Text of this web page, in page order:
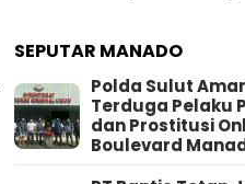
SEPUTAR MANADO
Polda Sulut
Terduga Pelaku
dan Prostitusi
Boulevard